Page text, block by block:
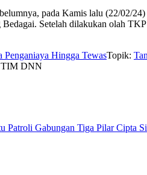
pada Kamis lalu (22/02/
Bedagai. Setelah dilakukan olah
Penganiaya Hingga TewasTopik:
TIM DNN
Patroli Gabungan Tiga Pilar Cipta